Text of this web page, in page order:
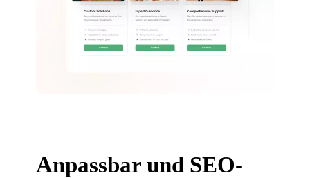
Anpassbar und SEO-